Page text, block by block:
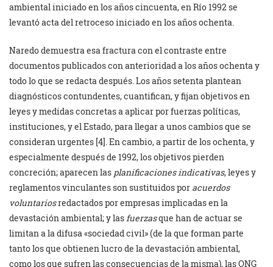
ambiental iniciado en los años cincuenta, en Río 1992 se
levantó acta del retroceso iniciado en los años ochenta.
Naredo demuestra esa fractura con el contraste entre
documentos publicados con anterioridad a los años ochenta y
todo lo que se redacta después. Los años setenta plantean
diagnósticos contundentes, cuantifican, y fijan objetivos en
leyes y medidas concretas a aplicar por fuerzas políticas,
instituciones, y el Estado, para llegar a unos cambios que se
consideran urgentes [4]. En cambio, a partir de los ochenta, y
especialmente después de 1992, los objetivos pierden
concreción; aparecen las planificaciones indicativas, leyes y
reglamentos vinculantes son sustituidos por acuerdos
voluntariosredactados por empresas implicadas en la
devastación ambiental; y lasfuerzasque han de actuar se
limitan a la difusa «sociedad civil» (de la que forman parte
tanto los que obtienen lucro de la devastación ambiental,
como los que sufren las consecuencias de la misma), las ONG